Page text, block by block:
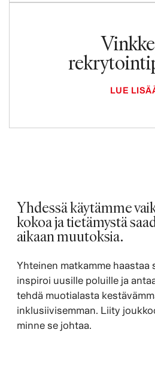
LUE
Yhdessä käytämme
kokoa ja tietämystä
aikaan muutoksia. ​
Yhteinen matkamme haastaa
inspiroi uusille poluille ja
tehdä muotialasta
inklusiivisemman. Liity
minne se johtaa.